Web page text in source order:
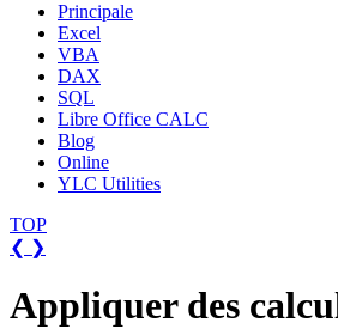
Principale
Excel
VBA
DAX
SQL
Libre Office CALC
Blog
Online
YLC Utilities
TOP
❮ ❯
Appliquer des